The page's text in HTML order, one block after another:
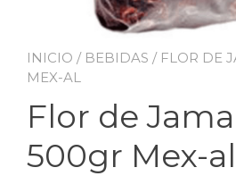
INICIO / BEBIDAS / FLOR DE
MEX-AL
Flor de
500gr Mex-al